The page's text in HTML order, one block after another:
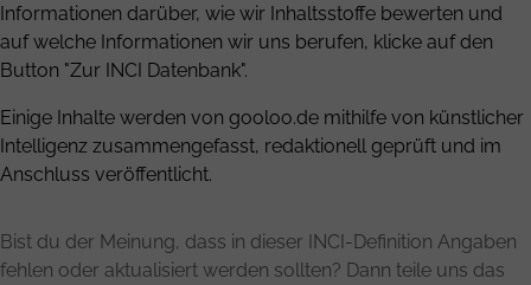
Informationen darüber, wie wir Inhaltsstoffe bewerten und
auf welche Informationen wir uns berufen, klicke auf den
Button "Zur INCI Datenbank".
Einige Inhalte werden von gooloo.de mithilfe von künstlicher
Intelligenz zusammengefasst, redaktionell geprüft und im
Anschluss veröffentlicht.
Bist du der Meinung, dass in dieser INCI-Definition Angaben
fehlen oder aktualisiert werden sollten? Dann teile uns das